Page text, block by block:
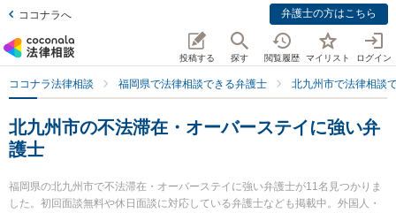
ココナラへ 弁護士の方はこちら
投稿する 探す 閲覧履歴 マイリスト ログイン
ココナラ法律相談 福岡県で法律相談できる弁護士 北九州市で法律相談
北九州市の不法滞在・オーバーステイに強い弁
護士
福岡県の北九州市で不法滞在・オーバーステイに強い弁護士が11名見つかりま
した。初回面談無料や休日面談に対応している弁護士なども掲載中。外国人・